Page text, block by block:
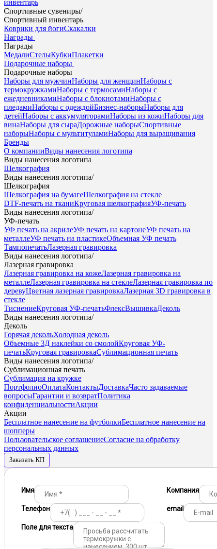
инвентарь
Спортивные сувениры/
Спортивный инвентарь
Коврики для йогиСкакалки
Награды
Награды
МедалиСтелыКубкиПлакетки
Подарочные наборы
Подарочные наборы
Наборы для мужчинНаборы для женщинНаборы с
термокружкамиНаборы с термосамиНаборы с
ежедневникамиНаборы с блокнотамиНаборы с
пледамиНаборы с одеждойБизнес-наборыНаборы для
детейНаборы с аккумуляторамиНаборы из кожиНаборы для
винаНаборы для сыраДорожные наборыСпортивные
наборыНаборы с мультитуламиНаборы для выращивания
Бренды
О компанииВиды нанесения логотипа
Виды нанесения логотипа
Шелкография
Виды нанесения логотипа/
Шелкография
Шелкография на бумагеШелкография на стекле
DTF-печать на тканиКруговая шелкографияУФ-печать
Виды нанесения логотипа/
УФ-печать
УФ печать на акрилеУФ печать на картонеУФ печать на
металлеУФ печать на пластикеОбъемная УФ печать
ТампопечатьЛазерная гравировка
Виды нанесения логотипа/
Лазерная гравировка
Лазерная гравировка на кожеЛазерная гравировка на
металлеЛазерная гравировка на стеклеЛазерная гравировка по
деревуЦветная лазерная гравировкаЛазерная 3D гравировка в
стекле
ТиснениеКруговая УФ-печатьФлексВышивкаДеколь
Виды нанесения логотипа/
Деколь
Горячая декольХолодная деколь
Объемные 3Д наклейки со смолойКруговая УФ-
печатьКруговая гравировкаСублимационная печать
Виды нанесения логотипа/
Сублимационная печать
Сублимация на кружке
ПортфолиоОплатаКонтактыДоставкаЧасто задаваемые
вопросыГарантии и возвратПолитика
конфиденциальностиАкции
Акции
Бесплатное нанесение на футболкиБесплатное нанесение на
шопперы
Пользовательское соглашениеСогласие на обработку
персональных данных
Заказать КП
Имя Компания
Телефон email
Поле для текста